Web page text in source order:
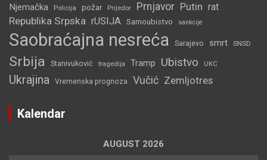
Njemačka Policija požar Prijedor Prnjavor Putin rat
Republika Srpska rUSIJA Samoubistvo sankcije
Saobraćajna nesreća Sarajevo smrt SNSD
Srbija Stanivuković tragedija Tramp Ubistvo UKC
Ukrajina Vremenska prognoza Vučić Zemljotres
Kalendar
AUGUST 2026